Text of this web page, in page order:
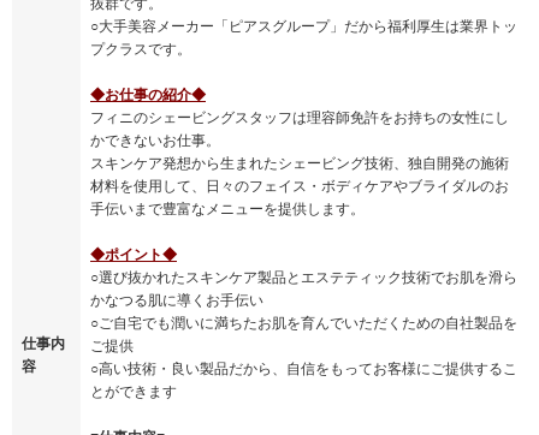
仕事内
容
○大手美容メーカー「ピアスグループ」だから福利厚生は業界トッ
プクラスです。
◆お仕事の紹介◆
フィニのシェービングスタッフは理容師免許をお持ちの女性にし
かできないお仕事。
スキンケア発想から生まれたシェービング技術、独自開発の施術
材料を使用して、日々のフェイス・ボディケアやブライダルのお
手伝いまで豊富なメニューを提供します。
◆ポイント◆
○選び抜かれたスキンケア製品とエステティック技術でお肌を滑ら
かなつる肌に導くお手伝い
○ご自宅でも潤いに満ちたお肌を育んでいただくための自社製品を
ご提供
○高い技術・良い製品だから、自信をもってお客様にご提供するこ
とができます